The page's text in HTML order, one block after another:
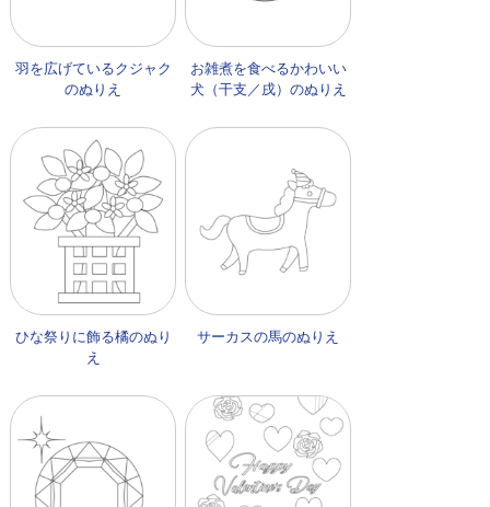
羽を広げているクジャク
のぬりえ
お雑煮を食べるかわいい
犬（干支／戌）のぬりえ
ひな祭りに飾る橘のぬり
え
サーカスの馬のぬりえ